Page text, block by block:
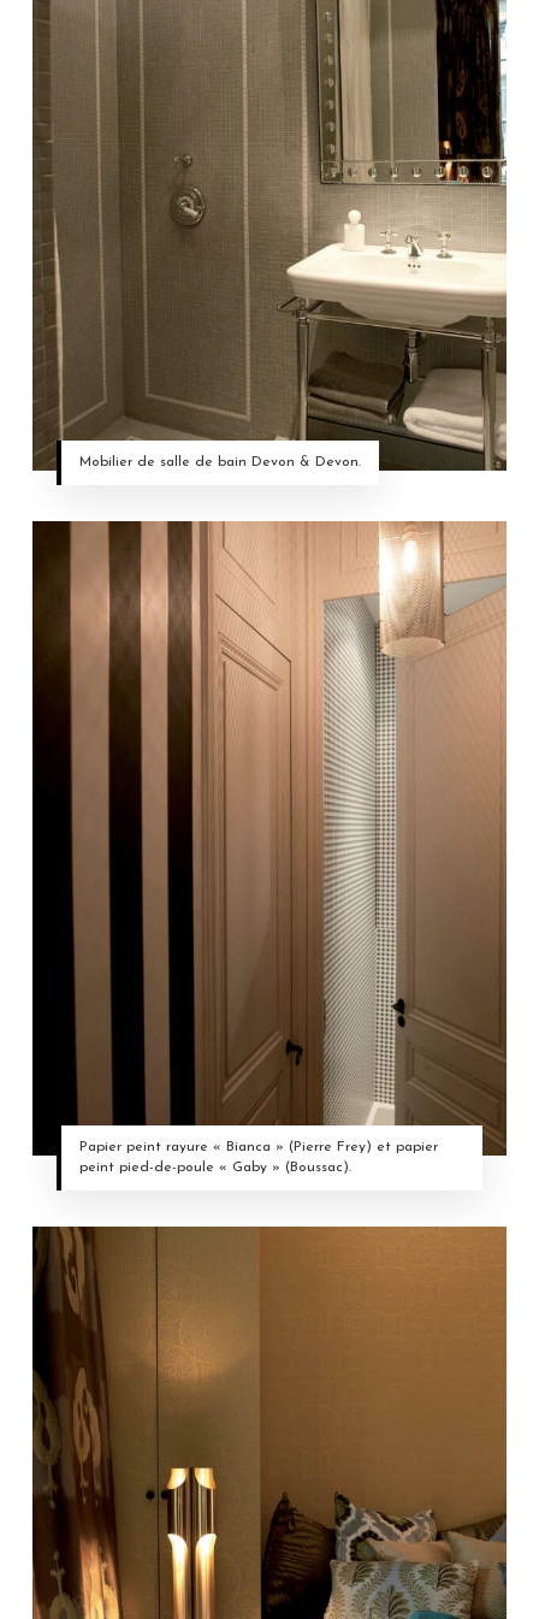
Mobilier de salle de bain Devon & Devon.
Papier peint rayure « Bianca » (Pierre Frey) et papier
peint pied-de-poule « Gaby » (Boussac).